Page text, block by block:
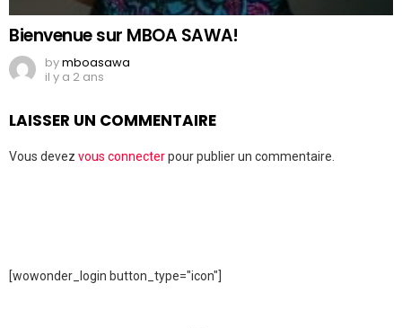
Bienvenue sur MBOA SAWA!
bymboasawa
il y a 2 ans
LAISSER UN COMMENTAIRE
Vous devez vous connecterpour publier un commentaire.
[wowonder_login button_type="icon"]